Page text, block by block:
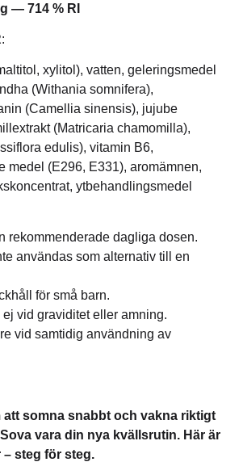
— 714 % RI
:
xylitol), vatten, geleringsmedel
(Withania somnifera),
(Camellia sinensis), jujube
(Matricaria chamomilla),
edulis), vitamin B6,
medel (E296, E331), aromämnen,
ytbehandlingsmedel
rekommenderade dagliga dosen.
användas som alternativ till en
för små barn.
vid graviditet eller amning.
vid samtidig användning av
att somna snabbt och vakna riktigt
vara din nya kvällsrutin. Här är
– steg för steg.